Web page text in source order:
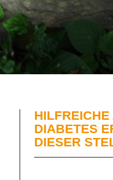
DIABETES
DIESER